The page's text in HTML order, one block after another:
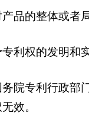
品的整体或者
利权的发明和
院专利行政部
效。